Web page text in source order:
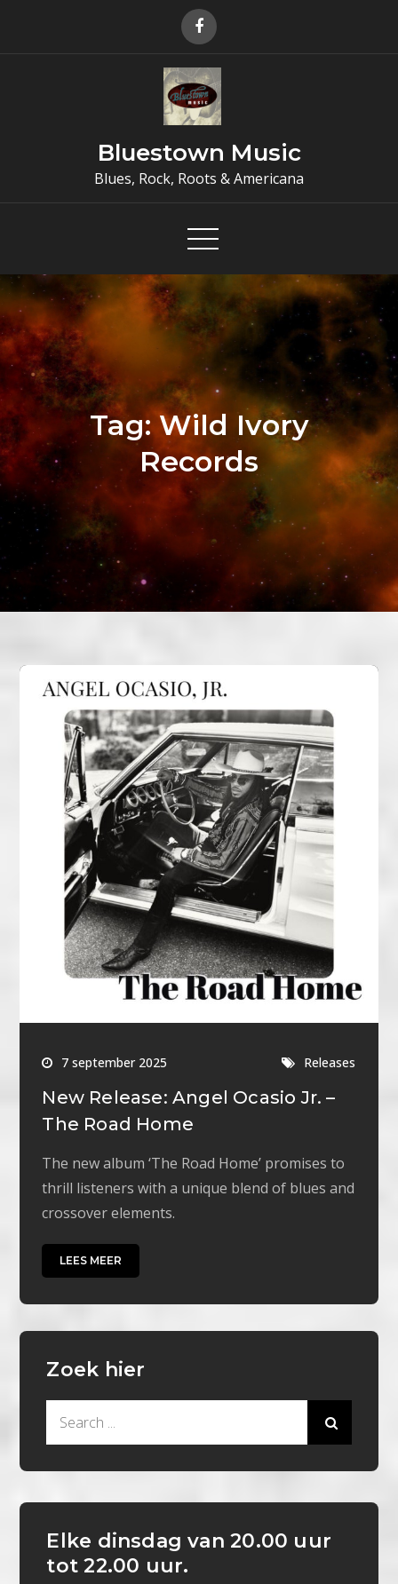
Bluestown Music
Blues, Rock, Roots & Americana
Tag:Wild Ivory
Records
7 september 2025 Releases
New Release: Angel Ocasio Jr. –
The Road Home
The new album ‘The Road Home’ promises to
thrill listeners with a unique blend of blues and
crossover elements.
LEES MEER
Zoek hier
Elke dinsdag van 20.00 uur
tot 22.00 uur.